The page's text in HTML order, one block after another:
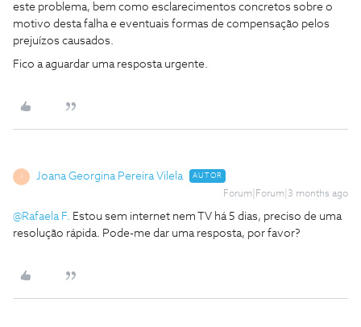
este problema, bem como esclarecimentos concretos sobre o
motivo desta falha e eventuais formas de compensação pelos
prejuízos causados.
Fico a aguardar uma resposta urgente.
J Joana Georgina Pereira Vilela AUTOR
Forum|Forum|3 months ago
@Rafaela F. Estou sem internet nem TV há 5 dias, preciso de uma
resolução rápida. Pode-me dar uma resposta, por favor?